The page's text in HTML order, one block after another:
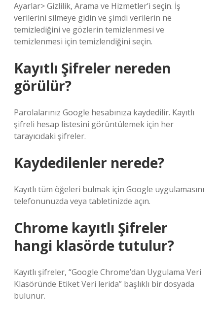
Ayarlar> Gizlilik, Arama ve Hizmetler’i seçin. İş
verilerini silmeye gidin ve şimdi verilerin ne
temizlediğini ve gözlerin temizlenmesi ve
temizlenmesi için temizlendiğini seçin.
Kayıtlı Şifreler nereden
görülür?
Parolalarınız Google hesabınıza kaydedilir. Kayıtlı
şifreli hesap listesini görüntülemek için her
tarayıcıdaki şifreler.
Kaydedilenler nerede?
Kayıtlı tüm öğeleri bulmak için Google uygulamasını
telefonunuzda veya tabletinizde açın.
Chrome kayıtlı Şifreler
hangi klasörde tutulur?
Kayıtlı şifreler, “Google Chrome’dan Uygulama Veri
Klasöründe Etiket Veri lerida” başlıklı bir dosyada
bulunur.